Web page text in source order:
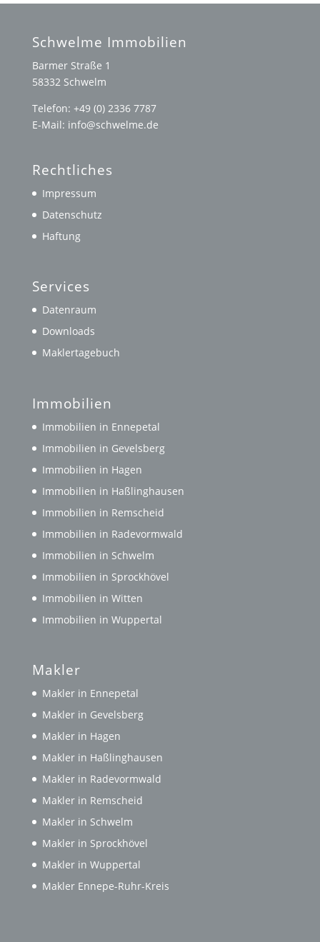
Schwelme Immobilien
Barmer Straße 1
58332 Schwelm
Telefon: +49 (0) 2336 7787
E-Mail: info@schwelme.de
Rechtliches
Impressum
Datenschutz
Haftung
Services
Datenraum
Downloads
Maklertagebuch
Immobilien
Immobilien in Ennepetal
Immobilien in Gevelsberg
Immobilien in Hagen
Immobilien in Haßlinghausen
Immobilien in Remscheid
Immobilien in Radevormwald
Immobilien in Schwelm
Immobilien in Sprockhövel
Immobilien in Witten
Immobilien in Wuppertal
Makler
Makler in Ennepetal
Makler in Gevelsberg
Makler in Hagen
Makler in Haßlinghausen
Makler in Radevormwald
Makler in Remscheid
Makler in Schwelm
Makler in Sprockhövel
Makler in Wuppertal
Makler Ennepe-Ruhr-Kreis